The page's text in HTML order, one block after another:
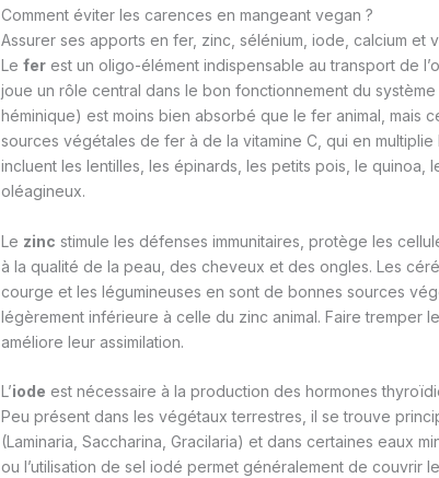
Comment éviter les carences en mangeant vegan ?
Assurer ses apports en fer, zinc, sélénium, iode, calcium et
Le fer est un oligo-élément indispensable au transport de
joue un rôle central dans le bon fonctionnement du
héminique) est moins bien absorbé que le fer animal, mais
sources végétales de fer à de la vitamine C, qui en
incluent les lentilles, les épinards, les petits pois, le quinoa,
oléagineux.
Le zinc stimule les défenses immunitaires, protège les
à la qualité de la peau, des cheveux et des ongles. Les
courge et les légumineuses en sont de bonnes sources
légèrement inférieure à celle du zinc animal. Faire tremper
améliore leur assimilation.
L’iode est nécessaire à la production des hormones
Peu présent dans les végétaux terrestres, il se trouve
(Laminaria, Saccharina, Gracilaria) et dans certaines eaux
ou l’utilisation de sel iodé permet généralement de couvrir